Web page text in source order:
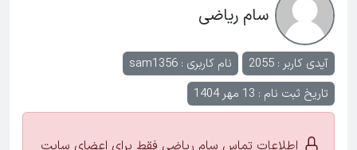
سام ریاضی
آیدی کاربر : 2055 نام کاربری : sam1356
تاریخ ثبت نام : 13 مهر 1404
اطلاعات تماس سام ریاضی فقط برای اعضای سایت